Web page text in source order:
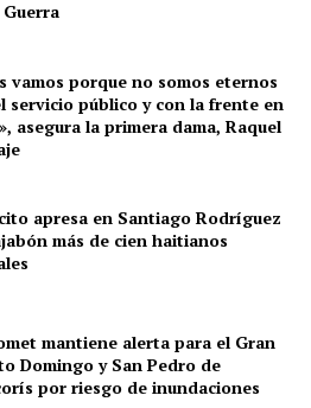
Guerra
vamos porque no somos eternos
servicio público y con la frente en
asegura la primera dama, Raquel
apresa en Santiago Rodríguez
más de cien haitianos
mantiene alerta para el Gran
Domingo y San Pedro de
por riesgo de inundaciones